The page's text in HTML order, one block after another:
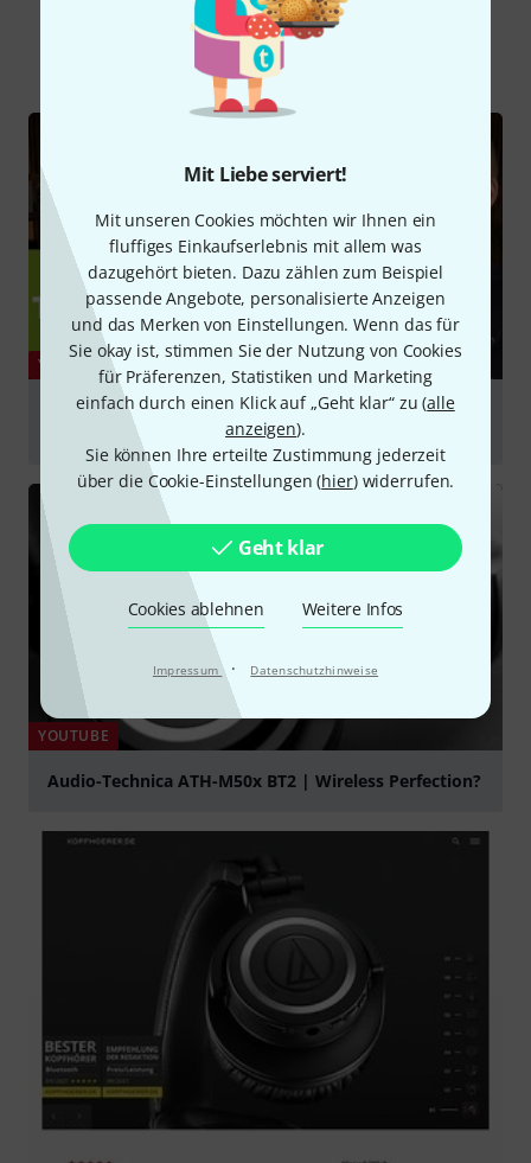
Mit Liebe serviert!
Mit unseren Cookies möchten wir Ihnen ein
fluffiges Einkaufserlebnis mit allem was
dazugehört bieten. Dazu zählen zum Beispiel
passende Angebote, personalisierte Anzeigen
und das Merken von Einstellungen. Wenn das für
Sie okay ist, stimmen Sie der Nutzung von Cookies
für Präferenzen, Statistiken und Marketing
einfach durch einen Klick auf „Geht klar“ zu (alle
anzeigen).
Sie können Ihre erteilte Zustimmung jederzeit
über die Cookie-Einstellungen (hier) widerrufen.
Geht klar
Cookies ablehnen Weitere Infos
Impressum · Datenschutzhinweise
Videos
YOUTUBE
(New 2021) Audio-Technica ATH-M50xBT2
Headphone Review - Time to upgrade?
abspielen
YOUTUBE
Audio-Technica ATH-M50x BT2 | Wireless Perfection?